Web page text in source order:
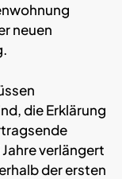
neuen
die Erklärung
verlängert
der ersten